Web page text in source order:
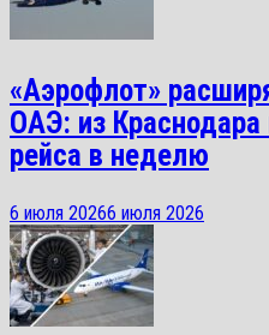
«Аэрофлот»
ОАЭ: из
рейса в неделю
6 июля 20266 июля 2026